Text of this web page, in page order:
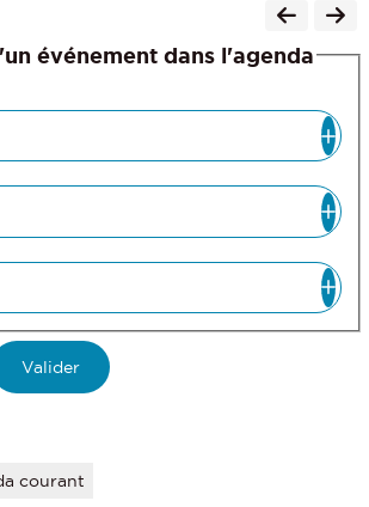
événement dans l'agenda
courant